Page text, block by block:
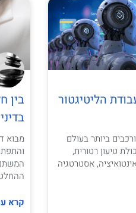
הליטיגטור
ביותר בעולם
טיעון רטורית,
אסטרטגיה
בין
מבוא
קרא